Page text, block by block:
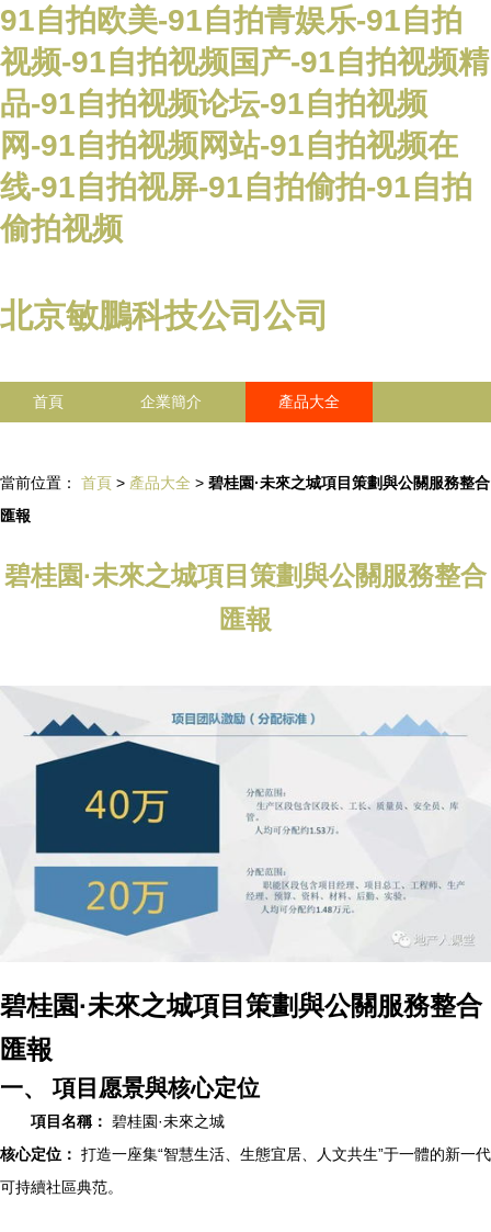
91自拍欧美-91自拍青娱乐-91自拍
视频-91自拍视频国产-91自拍视频精
品-91自拍视频论坛-91自拍视频
网-91自拍视频网站-91自拍视频在
线-91自拍视屏-91自拍偷拍-91自拍
偷拍视频
北京敏鵬科技公司公司
首頁 企業簡介 產品大全
當前位置： 首頁 > 產品大全 > 碧桂園·未來之城項目策劃與公關服務整合
匯報
碧桂園·未來之城項目策劃與公關服務整合
匯報
碧桂園·未來之城項目策劃與公關服務整合
匯報
一、 項目愿景與核心定位
項目名稱： 碧桂園·未來之城
核心定位： 打造一座集“智慧生活、生態宜居、人文共生”于一體的新一代
可持續社區典范。